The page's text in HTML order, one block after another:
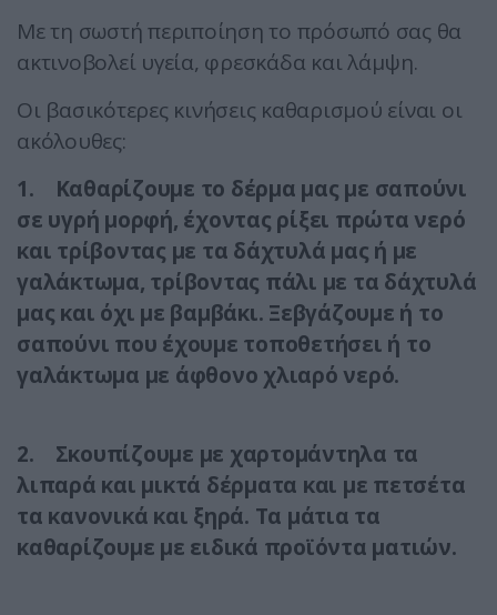
Με τη σωστή περιποίηση το πρόσωπό σας θα
ακτινοβολεί υγεία, φρεσκάδα και λάμψη.
Οι βασικότερες κινήσεις καθαρισμού είναι οι
ακόλουθες:
1. Καθαρίζουμε το δέρμα μας με σαπούνι
σε υγρή μορφή, έχοντας ρίξει πρώτα νερό
και τρίβοντας με τα δάχτυλά μας ή με
γαλάκτωμα, τρίβοντας πάλι με τα δάχτυλά
μας και όχι με βαμβάκι. Ξεβγάζουμε ή το
σαπούνι που έχουμε τοποθετήσει ή το
γαλάκτωμα με άφθονο χλιαρό νερό.
2. Σκουπίζουμε με χαρτομάντηλα τα
λιπαρά και μικτά δέρματα και με πετσέτα
τα κανονικά και ξηρά. Τα μάτια τα
καθαρίζουμε με ειδικά προϊόντα ματιών.